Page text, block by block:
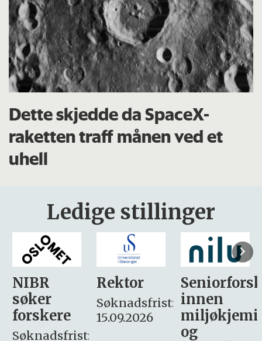
Dette skjedde da SpaceX-
raketten traff månen ved et
uhell
Ledige stillinger
Rektor
Søknadsfrist:
15.09.2026
Seniorforsker
innen
miljøkjemi
søker
– fast